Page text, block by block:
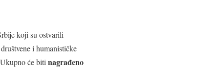
koji su ostvarili
i humanističke
će biti nagrađeno